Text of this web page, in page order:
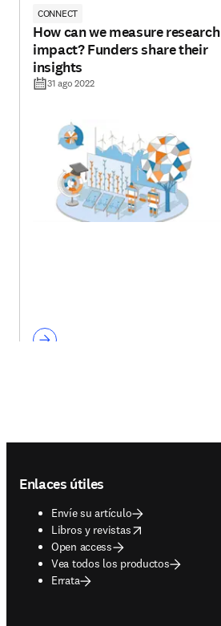
CONNECT
How can we measure research
impact? Funders share their
insights
31 ago 2022
Enlaces útiles
Envíe su artículo
Libros y revistas
opens in new tab/window
Open access
Vea todos los productos
Errata